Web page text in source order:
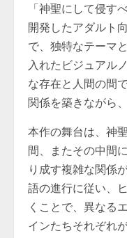
「神聖にして侵す
開発したアダルト
で、独特なテーマ
入れたビジュアル
な存在と人間の間
関係を築きながら
本作の舞台は、神
間、またその中間
り成す複雑な関係
語の進行に従い、
くことで、異なる
インたちそれぞれ